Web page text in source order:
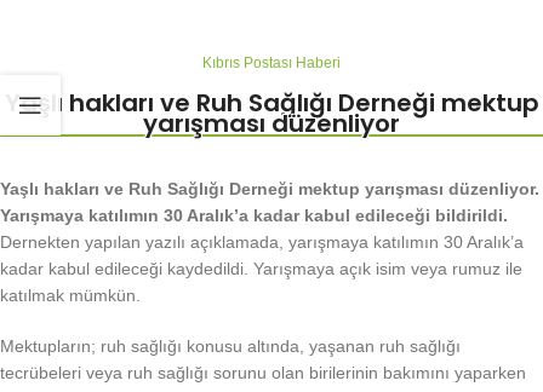
Kıbrıs Postası Haberi
Yaşlı hakları ve Ruh Sağlığı Derneği mektup
yarışması düzenliyor
Yaşlı hakları ve Ruh Sağlığı Derneği mektup yarışması düzenliyor.
Yarışmaya katılımın 30 Aralık’a kadar kabul edileceği bildirildi.
Dernekten yapılan yazılı açıklamada, yarışmaya katılımın 30 Aralık’a
kadar kabul edileceği kaydedildi. Yarışmaya açık isim veya rumuz ile
katılmak mümkün.
Mektupların; ruh sağlığı konusu altında, yaşanan ruh sağlığı
tecrübeleri veya ruh sağlığı sorunu olan birilerinin bakımını yaparken